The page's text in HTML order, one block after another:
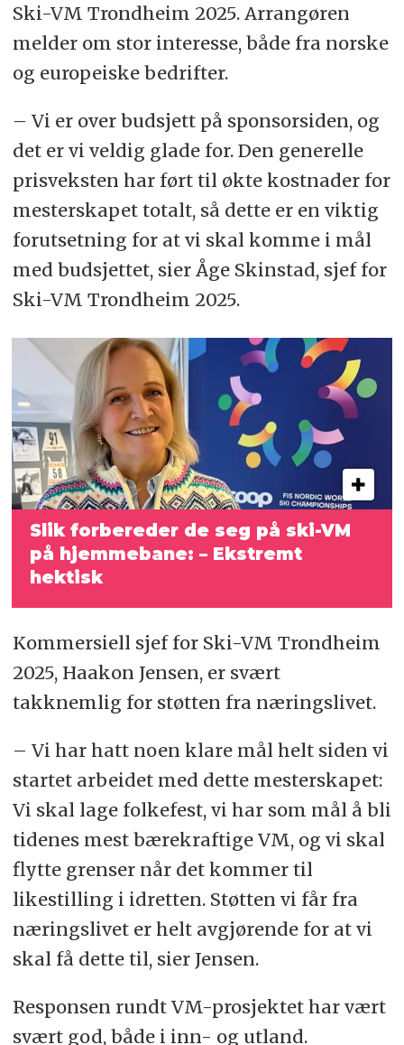
Ski-VM Trondheim 2025. Arrangøren
melder om stor interesse, både fra norske
og europeiske bedrifter.
– Vi er over budsjett på sponsorsiden, og
det er vi veldig glade for. Den generelle
prisveksten har ført til økte kostnader for
mesterskapet totalt, så dette er en viktig
forutsetning for at vi skal komme i mål
med budsjettet, sier Åge Skinstad, sjef for
Ski-VM Trondheim 2025.
Slik forbereder de seg på ski-VM
på hjemmebane: – Ekstremt
hektisk
Kommersiell sjef for Ski-VM Trondheim
2025, Haakon Jensen, er svært
takknemlig for støtten fra næringslivet.
– Vi har hatt noen klare mål helt siden vi
startet arbeidet med dette mesterskapet:
Vi skal lage folkefest, vi har som mål å bli
tidenes mest bærekraftige VM, og vi skal
flytte grenser når det kommer til
likestilling i idretten. Støtten vi får fra
næringslivet er helt avgjørende for at vi
skal få dette til, sier Jensen.
Responsen rundt VM-prosjektet har vært
svært god, både i inn- og utland.